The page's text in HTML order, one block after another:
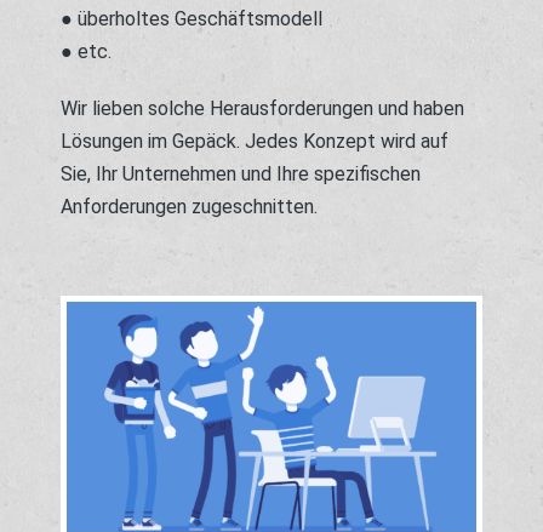
● überholtes Geschäftsmodell
● etc.
Wir lieben solche Herausforderungen und haben
Lösungen im Gepäck. Jedes Konzept wird auf
Sie, Ihr Unternehmen und Ihre spezifischen
Anforderungen zugeschnitten.